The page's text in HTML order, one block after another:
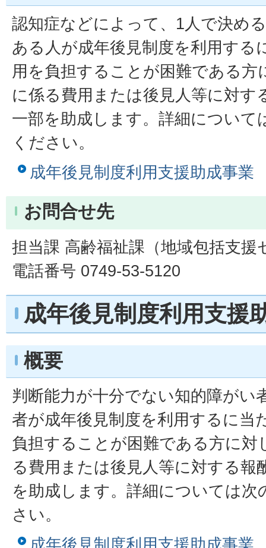
認知症などによって、1人で決め
ある人が成年後見制度を利用する
用を負担することが困難である方
に係る費用または後見人等に対す
一部を助成します。詳細について
ください。
成年後見制度利用支援助成事業
お問合せ先
担当課 高齢福祉課（地域包括支援
電話番号 0749-53-5120
成年後見制度利用支援
概要
判断能力が十分でない知的障がい
者が成年後見制度を利用するに当
負担することが困難である方に対
る費用または後見人等に対する報
を助成します。詳細については次
さい。
成年後見制度利用支援助成事業